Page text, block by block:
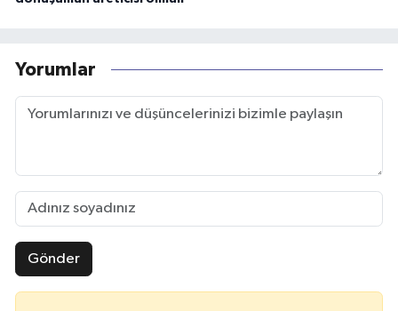
Yorumlar
Gönder